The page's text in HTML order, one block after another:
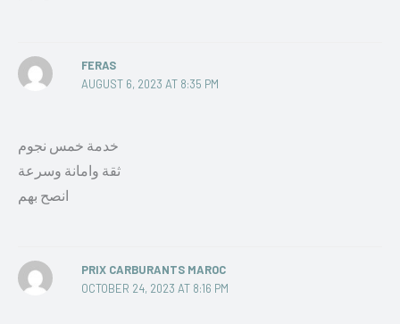
FERAS
AUGUST 6, 2023 AT 8:35 PM
خدمة خمس نجوم
ثقة وامانة وسرعة
انصح بهم
PRIX CARBURANTS MAROC
OCTOBER 24, 2023 AT 8:16 PM